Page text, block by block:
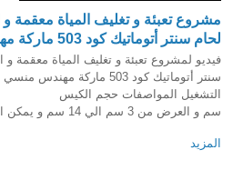
مشروع تعبئة و تغليف المياة معقمة و
لحام سنتر أتوماتيك كود 503 ماركة مهندس منسي
فيديو لمشروع تعبئة و تغليف المياة معقمة و
سنتر أتوماتيك كود 503
سم و العرض من 3 سم الي 14 سم و يمكن التعديل في […]
المزيد